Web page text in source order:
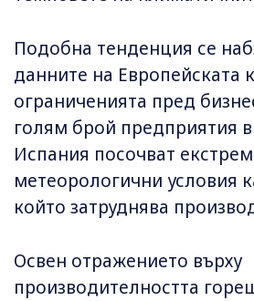
Подобна тенденция се
данните на Европейската
ограниченията пред
голям брой предприятия
Испания посочват
метеорологични условия
който затруднява
Освен отражението върху
производителността